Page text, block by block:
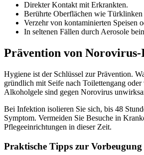
Direkter Kontakt mit Erkrankten.
Berührte Oberflächen wie
Verzehr von kontaminierten Speisen
In seltenen Fällen durch Aerosole
Prävention von
Hygiene ist der Schlüssel zur Prävention.
gründlich mit Seife nach Toilettengang oder
Alkoholgele sind gegen Norovirus
Bei Infektion isolieren Sie sich, bis 48
Symptom. Vermeiden Sie Besuche in
Pflegeeinrichtungen in dieser Zeit.
Praktische Tipps zur Vorbeugung